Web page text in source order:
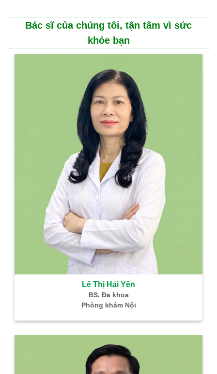
Bác sĩ của chúng tôi, tận tâm vì sức
khỏe bạn
Lê Thị Hải Yến
BS. Đa khoa
Phòng khám Nội